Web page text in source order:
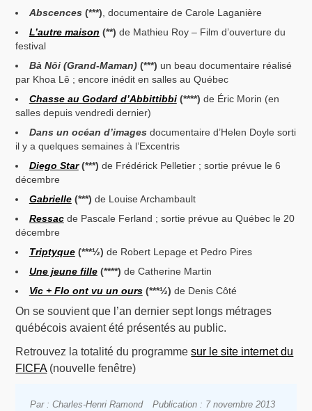
Abscences(***) , documentaire de Carole Laganière
L’autre maison (**) de Mathieu Roy – Film d’ouverture du
festival
Bà Nôi (Grand-Maman)(***) un beau documentaire réalisé
par Khoa Lê ; encore inédit en salles au Québec
Chasse au Godard d’Abbittibbi(****) de Éric Morin (en
salles depuis vendredi dernier)
Dans un océan d’imagesdocumentaire d’Helen Doyle sorti
il y a quelques semaines à l’Excentris
Diego Star(***) de Frédérick Pelletier ; sortie prévue le 6
décembre
Gabrielle(***) de Louise Archambault
Ressacde Pascale Ferland ; sortie prévue au Québec le 20
décembre
Triptyque(***½) de Robert Lepage et Pedro Pires
Une jeune fille(****) de Catherine Martin
Vic + Flo ont vu un ours(***½) de Denis Côté
On se souvient que l’an dernier sept longs métrages
québécois avaient été présentés au public.
Retrouvez la totalité du programmesur le site internet du
FICFA(nouvelle fenêtre)
Par : Charles-Henri Ramond
Publication : 7 novembre 2013